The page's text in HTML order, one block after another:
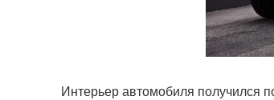
Интерьер автомобиля получился